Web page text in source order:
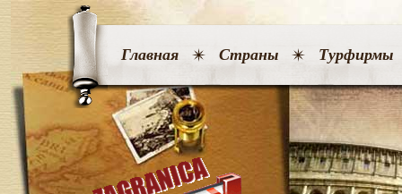
Главная Страны Турфирмы